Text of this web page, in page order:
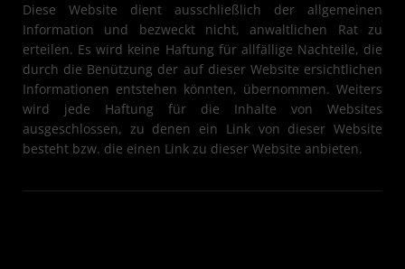
Diese Website dient ausschließlich der allgemeinen
Information und bezweckt nicht, anwaltlichen Rat zu
erteilen. Es wird keine Haftung für allfällige Nachteile, die
durch die Benützung der auf dieser Website ersichtlichen
Informationen entstehen könnten, übernommen. Weiters
wird jede Haftung für die Inhalte von Websites
ausgeschlossen, zu denen ein Link von dieser Website
besteht bzw. die einen Link zu dieser Website anbieten.